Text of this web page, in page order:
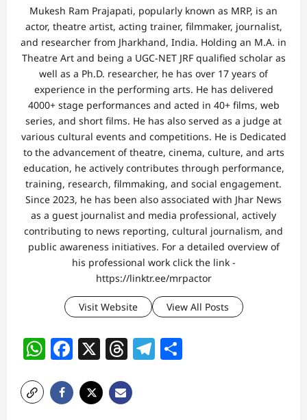
Mukesh Ram Prajapati, popularly known as MRP, is an
actor, theatre artist, acting trainer, filmmaker, journalist,
and researcher from Jharkhand, India. Holding an M.A. in
Theatre Art and being a UGC-NET JRF qualified scholar as
well as a Ph.D. researcher, he has over 17 years of
experience in the performing arts. He has delivered
4000+ stage performances and acted in 40+ films, web
series, and short films. He has also served as a judge at
various cultural events and competitions. He is Dedicated
to the advancement of theatre, cinema, culture, and arts
education, he actively contributes through performance,
training, research, filmmaking, and social engagement.
Since 2023, he has been also associated with Jhar News
as a guest journalist and media professional, actively
contributing to news reporting, cultural journalism, and
public awareness initiatives. For a detailed overview of
his professional work click the link -
https://linktr.ee/mrpactor
Visit Website View All Posts
WhatsApp
Facebook
X Threads
Telegram